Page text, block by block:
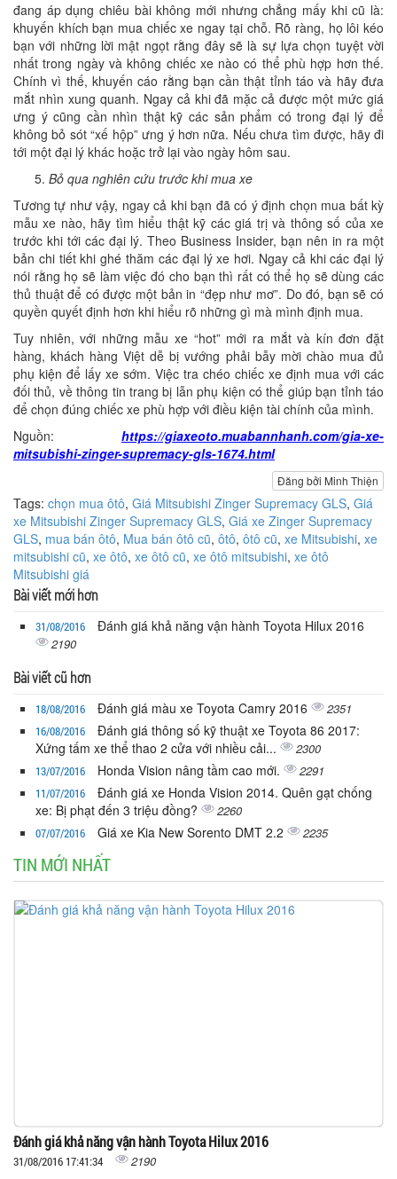
đang áp dụng chiêu bài không mới nhưng chẳng mấy khi cũ là:
khuyến khích bạn mua chiếc xe ngay tại chỗ. Rõ ràng, họ lôi kéo
bạn với những lời mật ngọt rằng đây sẽ là sự lựa chọn tuyệt vời
nhất trong ngày và không chiếc xe nào có thể phù hợp hơn thế.
Chính vì thế, khuyến cáo rằng bạn cần thật tỉnh táo và hãy đưa
mắt nhìn xung quanh. Ngay cả khi đã mặc cả được một mức giá
ưng ý cũng cần nhìn thật kỹ các sản phẩm có trong đại lý để
không bỏ sót “xế hộp” ưng ý hơn nữa. Nếu chưa tìm được, hãy đi
tới một đại lý khác hoặc trở lại vào ngày hôm sau.
Bỏ qua nghiên cứu trước khi mua xe
Tương tự như vậy, ngay cả khi bạn đã có ý định chọn mua bất kỳ
mẫu xe nào, hãy tìm hiểu thật kỹ các giá trị và thông số của xe
trước khi tới các đại lý. Theo Business Insider, bạn nên in ra một
bản chi tiết khi ghé thăm các đại lý xe hơi. Ngay cả khi các đại lý
nói rằng họ sẽ làm việc đó cho bạn thì rất có thể họ sẽ dùng các
thủ thuật để có được một bản in “đẹp như mơ”. Do đó, bạn sẽ có
quyền quyết định hơn khi hiểu rõ những gì mà mình định mua.
Tuy nhiên, với những mẫu xe “hot” mới ra mắt và kín đơn đặt
hàng, khách hàng Việt dễ bị vướng phải bẫy mời chào mua đủ
phụ kiện để lấy xe sớm. Việc tra chéo chiếc xe định mua với các
đối thủ, về thông tin trang bị lẫn phụ kiện có thể giúp bạn tỉnh táo
để chọn đúng chiếc xe phù hợp với điều kiện tài chính của mình.
Nguồn: https://giaxeoto.muabannhanh.com/gia-xe-
mitsubishi-zinger-supremacy-gls-1674.html
Đăng bởi Minh Thiện
Tags: chọn mua ôtô, Giá Mitsubishi Zinger Supremacy GLS, Giá
xe Mitsubishi Zinger Supremacy GLS, Giá xe Zinger Supremacy
GLS, mua bán ôtô, Mua bán ôtô cũ, ôtô, ôtô cũ, xe Mitsubishi, xe
mitsubishi cũ, xe ôtô, xe ôtô cũ, xe ôtô mitsubishi, xe ôtô
Mitsubishi giá
Bài viết mới hơn
31/08/2016 Đánh giá khả năng vận hành Toyota Hilux 2016
2190
Bài viết cũ hơn
18/08/2016 Đánh giá màu xe Toyota Camry 2016 2351
16/08/2016
Đánh giá thông số kỹ thuật xe Toyota 86 2017:
Xứng tấm xe thể thao 2 cửa với nhiều cải...
2300
13/07/2016 Honda Vision nâng tầm cao mới. 2291
11/07/2016
Đánh giá xe Honda Vision 2014. Quên gạt chống
xe: Bị phạt đến 3 triệu đồng?
2260
07/07/2016 Giá xe Kia New Sorento DMT 2.2 2235
TIN MỚI NHẤT
Đánh giá khả năng vận hành Toyota Hilux 2016
31/08/2016 17:41:34 2190